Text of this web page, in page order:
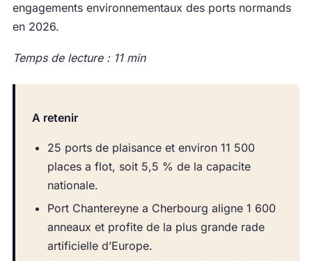
engagements environnementaux des ports normands
en 2026.
Temps de lecture : 11 min
A retenir
25 ports de plaisance et environ 11 500
places a flot, soit 5,5 % de la capacite
nationale.
Port Chantereyne a Cherbourg aligne 1 600
anneaux et profite de la plus grande rade
artificielle d’Europe.